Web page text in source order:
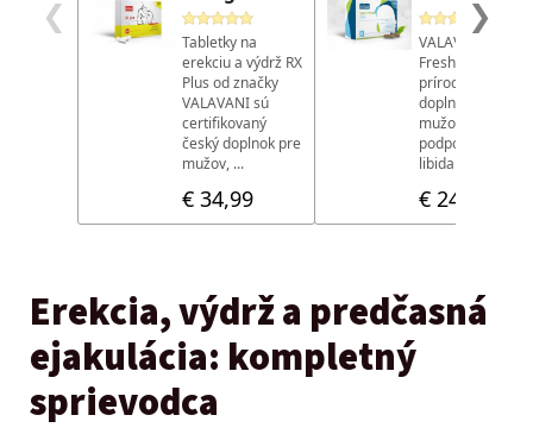
Erekcia, výdrž a predčasná
ejakulácia: kompletný
sprievodca